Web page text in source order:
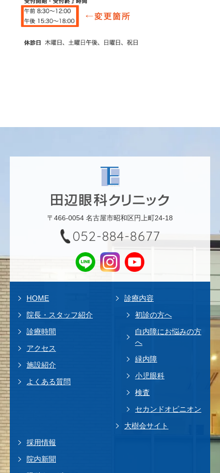
〒466-0054 名古屋市昭和区円上町24-18
052-884-8677
HOME
院長・スタッフ紹介
診療時間
アクセス
施設紹介
よくある質問
診療内容
初診の方へ
白内障にお悩みの方
へ
緑内障
小児眼科
検査
セカンドオピニオン
大樹会サイト
採用情報
院内新聞